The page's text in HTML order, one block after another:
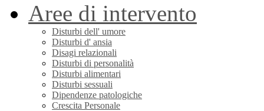
Aree di intervento
Disturbi dell' umore
Disturbi d' ansia
Disagi relazionali
Disturbi di personalità
Disturbi alimentari
Disturbi sessuali
Dipendenze patologiche
Crescita Personale